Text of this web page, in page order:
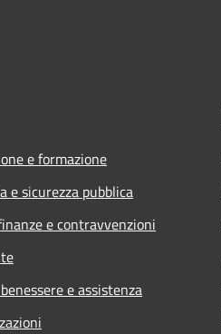
e formazione
e sicurezza pubblica
e contravvenzioni
e assistenza